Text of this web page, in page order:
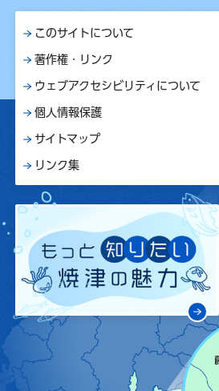
このサイトについて
著作権・リンク
ウェブアクセシビリティについて
個人情報保護
サイトマップ
リンク集